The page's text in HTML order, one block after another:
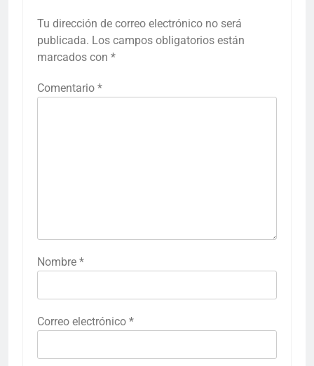
Tu dirección de correo electrónico no será
publicada. Los campos obligatorios están
marcados con *
Comentario *
Nombre *
Correo electrónico *